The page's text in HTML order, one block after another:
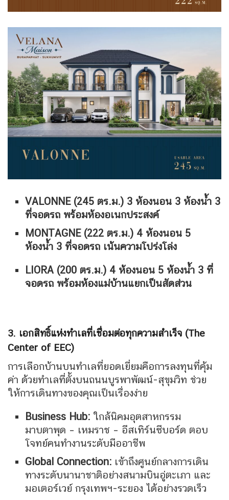
VALONNE (245 ตร.ม.) 3 ห้องนอน 3 ห้องน้ำ 3
ที่จอดรถ พร้อมห้องอเนกประสงค์
MONTAGNE (222 ตร.ม.) 4 ห้องนอน 5
ห้องน้ำ 3 ที่จอดรถ เน้นความโปร่งโล่ง
LIORA (200 ตร.ม.) 4 ห้องนอน 5 ห้องน้ำ 3 ที่
จอดรถ พร้อมห้องแม่บ้านแยกเป็นสัดส่วน
3. เอกสิทธิ์แห่งทำเลที่เชื่อมต่อทุกความสำเร็จ (The
Center of EEC)
การเลือกบ้านบนทำเลที่ยอดเยี่ยมคือการลงทุนที่คุ้ม
ค่า ด้วยทำเลที่ตั้งบนถนนบูรพาพัฒน์-สุขุมวิท ช่วย
ให้การเดินทางของคุณเป็นเรื่องง่าย
Business Hub: ใกล้นิคมอุตสาหกรรม
มาบตาพุด – เหมราช – อีสเทิร์นซีบอร์ด ตอบ
โจทย์คนทำงานระดับมืออาชีพ
Global Connection: เข้าถึงศูนย์กลางการเดิน
ทางระดับนานาชาติอย่างสนามบินอู่ตะเภา และ
มอเตอร์เวย์ กรุงเทพฯ-ระยอง ได้อย่างรวดเร็ว